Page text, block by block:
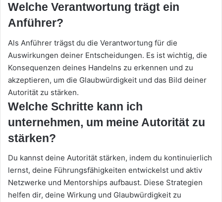
Welche Verantwortung trägt ein
Anführer?
Als Anführer trägst du die Verantwortung für die
Auswirkungen deiner Entscheidungen. Es ist wichtig, die
Konsequenzen deines Handelns zu erkennen und zu
akzeptieren, um die Glaubwürdigkeit und das Bild deiner
Autorität zu stärken.
Welche Schritte kann ich
unternehmen, um meine Autorität zu
stärken?
Du kannst deine Autorität stärken, indem du kontinuierlich
lernst, deine Führungsfähigkeiten entwickelst und aktiv
Netzwerke und Mentorships aufbaust. Diese Strategien
helfen dir, deine Wirkung und Glaubwürdigkeit zu